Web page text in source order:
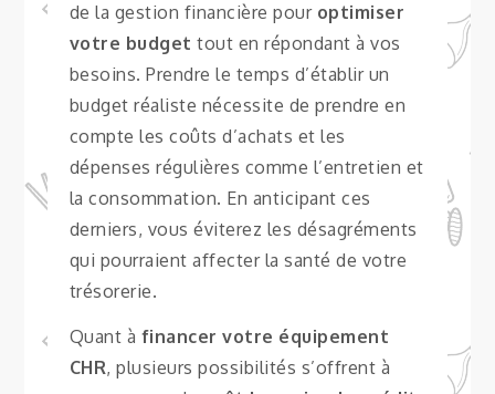
de la gestion financière pour optimiser
votre budget tout en répondant à vos
besoins. Prendre le temps d’établir un
budget réaliste nécessite de prendre en
compte les coûts d’achats et les
dépenses régulières comme l’entretien et
la consommation. En anticipant ces
derniers, vous éviterez les désagréments
qui pourraient affecter la santé de votre
trésorerie.
Quant à financer votre équipement
CHR, plusieurs possibilités s’offrent à